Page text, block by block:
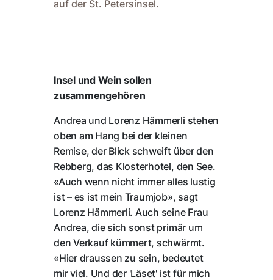
auf der St. Petersinsel.
Insel und Wein sollen
zusammengehören
Andrea und Lorenz Hämmerli stehen
oben am Hang bei der kleinen
Remise, der Blick schweift über den
Rebberg, das Klosterhotel, den See.
«Auch wenn nicht immer alles lustig
ist – es ist mein Traumjob», sagt
Lorenz Hämmerli. Auch seine Frau
Andrea, die sich sonst primär um
den Verkauf kümmert, schwärmt.
«Hier draussen zu sein, bedeutet
mir viel. Und der 'Läset' ist für mich